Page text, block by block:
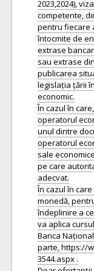
2023,2024),
competente,
pentru fiecare
întocmite de
extrase
sau extrase
publicarea
legislația țării
economic.
În cazul în
operatorul
unul dintre
operatorul
sale
pe care
adecvat.
În cazul în
monedă,
îndeplinire a
va aplica
Banca
parte, https://
3544.aspx .